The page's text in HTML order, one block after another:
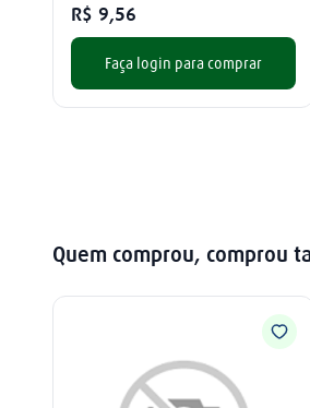
R$ 9,56
Faça login para comprar
Quem comprou, comprou